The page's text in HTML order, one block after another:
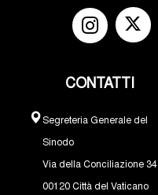
CONTATTI
Segreteria Generale del
Sinodo
Via della Conciliazione 34
00120 Città del Vaticano